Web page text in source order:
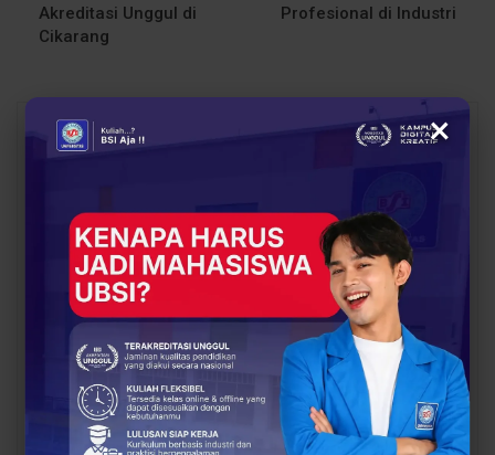
Akreditasi Unggul di
Cikarang
Profesional di Industri
All
You Might Also Like
UBSI Gathering dan
Padel Day, Saatnya
Alumni UBSI Kampus
Pontianak Kembali
Bertemu
Atlet Tinju Berprestasi,
Step Year Yougo Mantap
Pilih Sistem Informasi
UBSI Kampus…
×